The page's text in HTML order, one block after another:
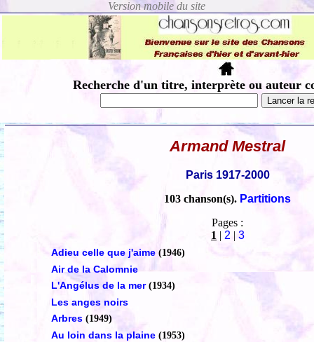
Recherche d'un titre, interprète ou auteur
Armand Mestral
Paris 1917-2000
103 chanson(s). Partitions
Pages :
1 | 2 | 3
Adieu celle que j'aime (1946)
Air de la Calomnie
L'Angélus de la mer (1934)
Les anges noirs
Arbres (1949)
Au loin dans la plaine (1953)